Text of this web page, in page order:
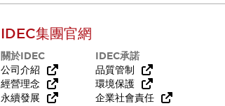
IDEC集團官網
關於IDEC
公司介紹
經營理念
永續發展
IDEC承諾
品質管制
環境保護
企業社會責任